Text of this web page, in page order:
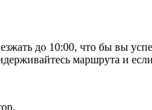
до 10:00, что бы вы
маршрута и